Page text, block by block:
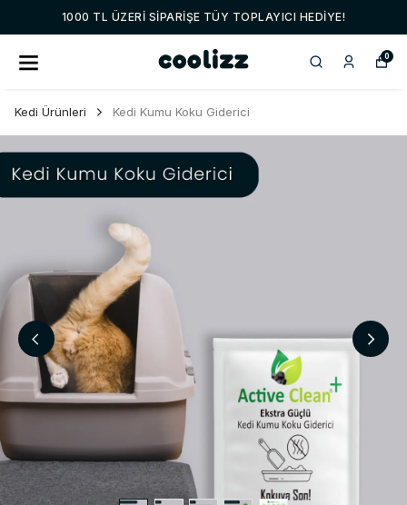
1000 TL ÜZERI SIPARIŞE TÜY TOPLAYICI HEDIYE!
0
Kedi Ürünleri Kedi Kumu Koku Giderici